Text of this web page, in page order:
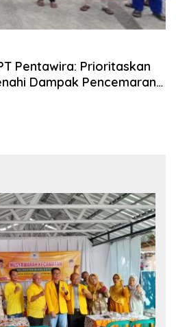
Pentawira: Prioritaskan
Dampak Pencemaran